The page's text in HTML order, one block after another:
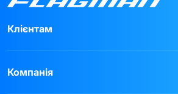
Клієнтам
Компанія